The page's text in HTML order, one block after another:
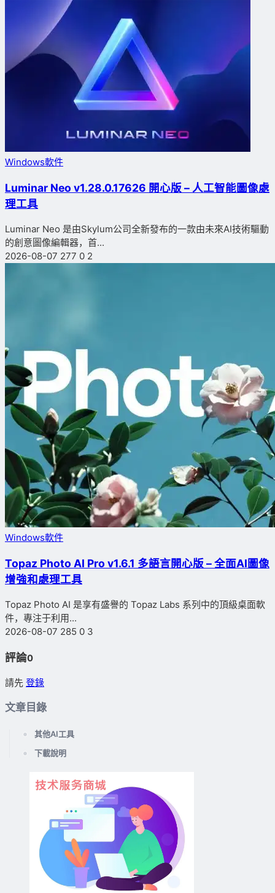
Windows軟件
Luminar Neo v1.28.0.17626 開心版 – 人工智能圖像處
理工具
Luminar Neo 是由Skylum公司全新發布的一款由未來AI技術驅動
的創意圖像編輯器，首...
2026-08-07 277 0 2
Windows軟件
Topaz Photo AI Pro v1.6.1 多語言開心版 – 全面AI圖像
增強和處理工具
Topaz Photo AI 是享有盛譽的 Topaz Labs 系列中的頂級桌面軟
件，專注于利用...
2026-08-07 285 0 3
評論0
請先 登錄
文章目錄
其他AI工具
下載說明